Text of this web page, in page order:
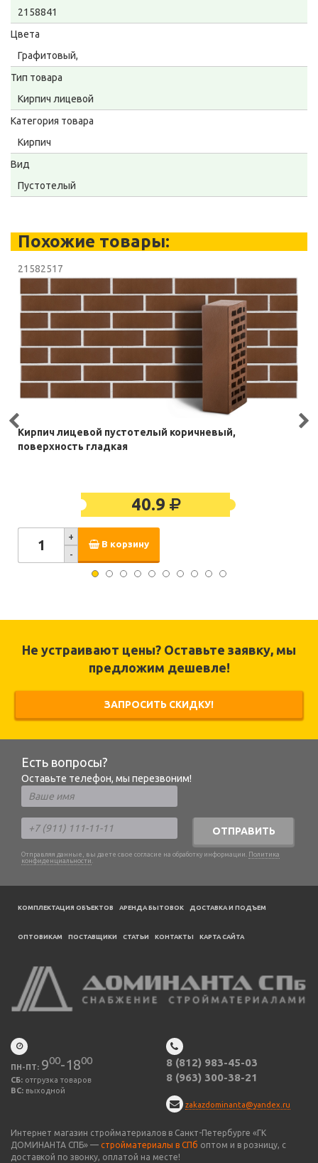
2158841
Цвета
Графитовый,
Тип товара
Кирпич лицевой
Категория товара
Кирпич
Вид
Пустотелый
Похожие товары:
21582517
Кирпич лицевой пустотелый коричневый,
поверхность гладкая
40.9
+
-
В корзину
Не устраивают цены? Оставьте заявку, мы
предложим дешевле!
ЗАПРОСИТЬ СКИДКУ!
Есть вопросы?
Оставьте телефон, мы перезвоним!
ОТПРАВИТЬ
Отправляя данные, вы даете свое согласие на обработку информации. Политика
конфиденциальности .
КОМПЛЕКТАЦИЯ ОБЪЕКТОВ АРЕНДА БЫТОВОК ДОСТАВКА И ПОДЪЕМ
ОПТОВИКАМ ПОСТАВЩИКИ CТАТЬИ КОНТАКТЫ КАРТА САЙТА
ПН-ПТ: 900-1800
СБ: отгрузка товаров
ВС: выходной
8 (812) 983-45-03
8 (963) 300-38-21
zakazdominanta@yandex.ru
Интернет магазин стройматериалов в Санкт-Петербурге «ГК
ДОМИНАНТА СПБ» — стройматериалы в СПб оптом и в розницу, с
доставкой по звонку, оплатой на месте!